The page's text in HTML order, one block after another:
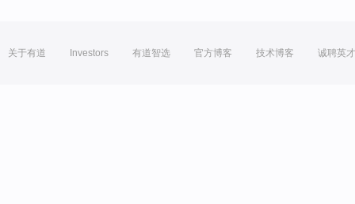
关于有道 Investors 有道智选 官方博客 技术博客 诚聘英才